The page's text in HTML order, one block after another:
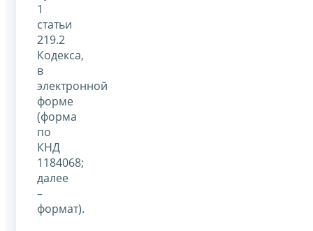
1
статьи
219.2
Кодекса,
в
электронной
форме
(форма
по
КНД
1184068;
далее
–
формат).